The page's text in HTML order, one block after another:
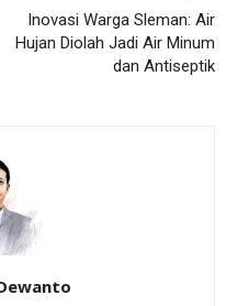
Inovasi Warga Sleman: Air
Hujan Diolah Jadi Air Minum
dan Antiseptik